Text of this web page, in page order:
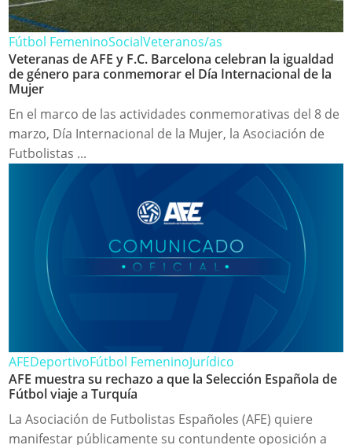
Fútbol FemeninoSocialVeteranos/as
Veteranas de AFE y F.C. Barcelona celebran la igualdad
de género para conmemorar el Día Internacional de la
Mujer
En el marco de las actividades conmemorativas del 8 de
marzo, Día Internacional de la Mujer, la Asociación de
Futbolistas ...
AFEDeportivoFútbol FemeninoJurídico
AFE muestra su rechazo a que la Selección Española de
Fútbol viaje a Turquía
La Asociación de Futbolistas Españoles (AFE) quiere
manifestar públicamente su contundente oposición a